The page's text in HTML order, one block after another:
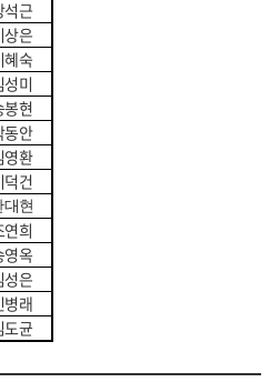
석근
상은
혜숙
성미
봉현
동안
영환
덕건
대현
연희
영옥
성은
병래
도균